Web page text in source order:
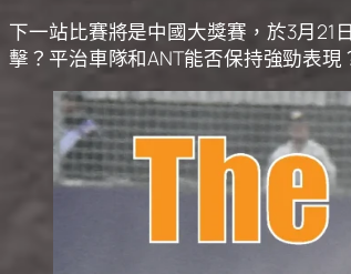
下一站比賽將是中國大獎賽，於3月21
擊？平治車隊和ANT能否保持強勁表